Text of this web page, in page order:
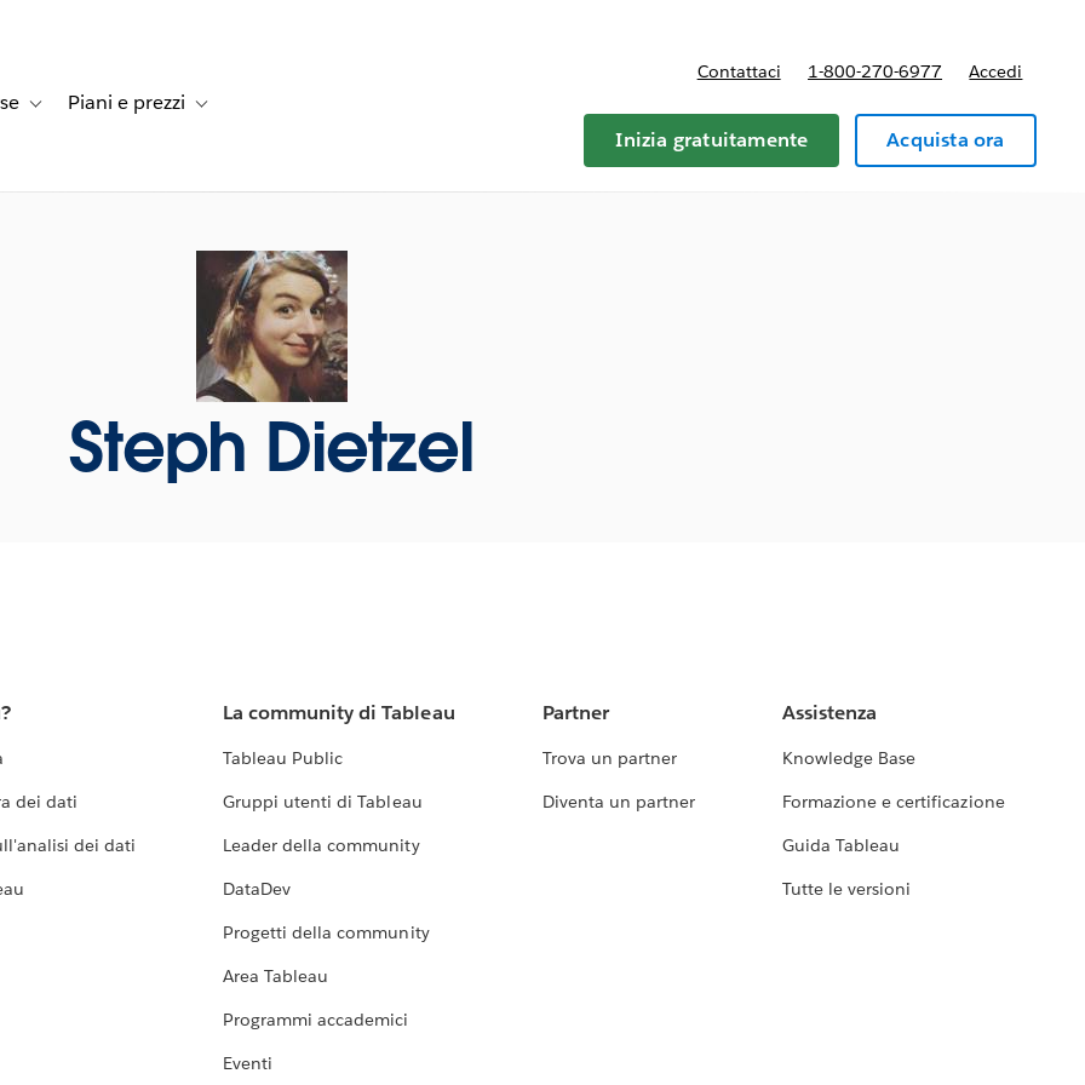
dei clientifor Soluzioni
Toggle sub-navigation for Risorse
Piani e prezzi Toggle sub-navigation for Piani e prezzi
Contattaci 1-800-270-6977 Accedi
Inizia gratuitamente Acquista ora
Steph Dietzel
dei dati
dei dati
La community di Tableau
Tableau Public
Gruppi utenti di Tableau
Leader della community
DataDev
Progetti della community
Area Tableau
Programmi accademici
Eventi
Partner
Trova un partner
Diventa un partner
Assistenza
Knowledge Base
Formazione e certificazione
Guida Tableau
Tutte le versioni